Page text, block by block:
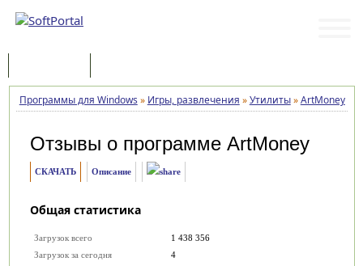
Программы для Windows » Игры, развлечения »Утилиты»ArtMoney
Отзывы о программе ArtMoney
СКАЧАТЬ Описание
Общая статистика
Загрузок всего
1 438 356
Загрузок за сегодня
4